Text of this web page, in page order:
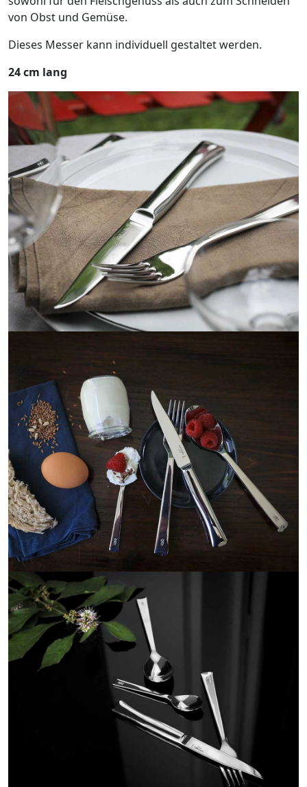
von Obst und Gemüse.
Dieses Messer kann individuell gestaltet werden.
24 cm lang